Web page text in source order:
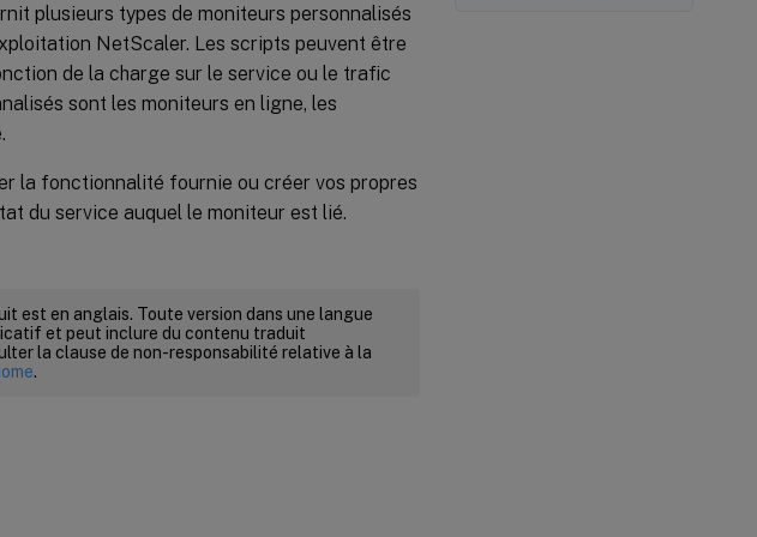
plusieurs types de moniteurs personnalisés
NetScaler. Les scripts peuvent être
de la charge sur le service ou le trafic
sont les moniteurs en ligne, les
la fonctionnalité fournie ou créer vos propres
du service auquel le moniteur est lié.
est en anglais. Toute version dans une langue
et peut inclure du contenu traduit
la clause de non-responsabilité relative à la
.